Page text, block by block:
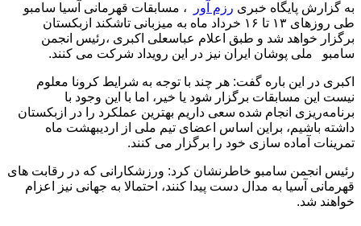
به گزارش پایگاه خبری رزم آور
، مسابقات قهرمانی آسیا سامبو
طی روزهای ۱۳ تا ۱۶ خرداد ماه به میزبانی تاشکند ازبکستان
برگزار خواهد شد و طبق اعلام عباسعلی اکبری ،رئیس انجمن
سامبو ملی پوشان ایران نیز در این رویداد شرکت می کنند.
اکبری در این باره گفت: هر چند با توجه به شرایط کرونا معلوم
نیست این مسابقات برگزار شود یا خیر، اما با این وجود با
برنامه‌ریزی انجام شده سعی داریم بهترین عملکرد را در ازبکستان
داشته باشیم، براین اساس اعضای تیم ملی از اردیبهشت ماه
تمرینات آماده سازی خود را برگزار می کنند.
رئیس انجمن سامبو خاطرنشان کرد: ورزشکارانی که در رقابت های
قهرمانی آسیا به مدال دست پیدا کنند، احتمالا به جهانی نیز اعزام
خواهند شد.